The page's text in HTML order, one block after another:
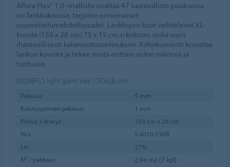
Allura Flex" 1,0 -mallisto sisältää 47 luonnollista puukuosia
eri lankkukoossa, tarjoten erinomaiset
suunnittelumahdollisuudet. Lankkujen koot vaihtelevat XL-
koosta (150 x 28 cm) 75 x 15 cm:n kokoon, mikä sopii
ihanteellisesti kalanruotoasennuksiin. Kohokuviointi korostaa
lankun kuviota ja tekee niistä erittäin aidon näköisiä ja
tuntuisia.
60288FL1 light giant oak (150x28 cm)
Paksuus
5 mm
Kulutuspinnan paksuus
1 mm
Pituus x leveys
150 cm x 28 cm
Ncs
S 4010-Y30R
Lrv
27%
M² / pakkaus
2,94 m2 (7 kpl)